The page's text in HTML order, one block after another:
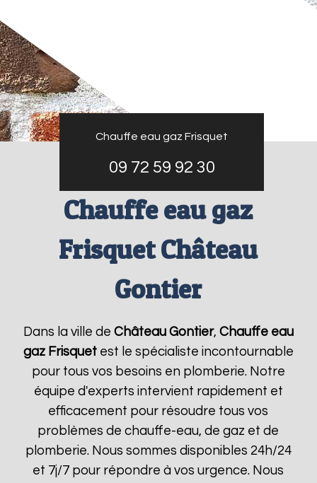
Chauffe eau gaz Frisquet
09 72 59 92 30
Chauffe eau gaz
Frisquet Château
Gontier
Dans la ville de Château Gontier, Chauffe eau
gaz Frisquetest le spécialiste incontournable
pour tous vos besoins en plomberie. Notre
équipe d'experts intervient rapidement et
efficacement pour résoudre tous vos
problèmes de chauffe-eau, de gaz et de
plomberie. Nous sommes disponibles 24h/24
et 7j/7 pour répondre à vos urgence. Nous